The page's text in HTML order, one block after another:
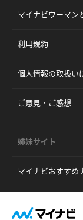
マイナビウーマン
利用規約
個人情報の取扱い
ご意見・ご感想
姉妹サイト
マイナビおすすめ